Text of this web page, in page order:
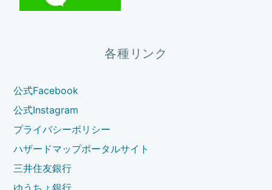
各種リンク
公式Facebook
公式Instagram
プライバシーポリシー
ハザードマップポータルサイト
三井住友銀行